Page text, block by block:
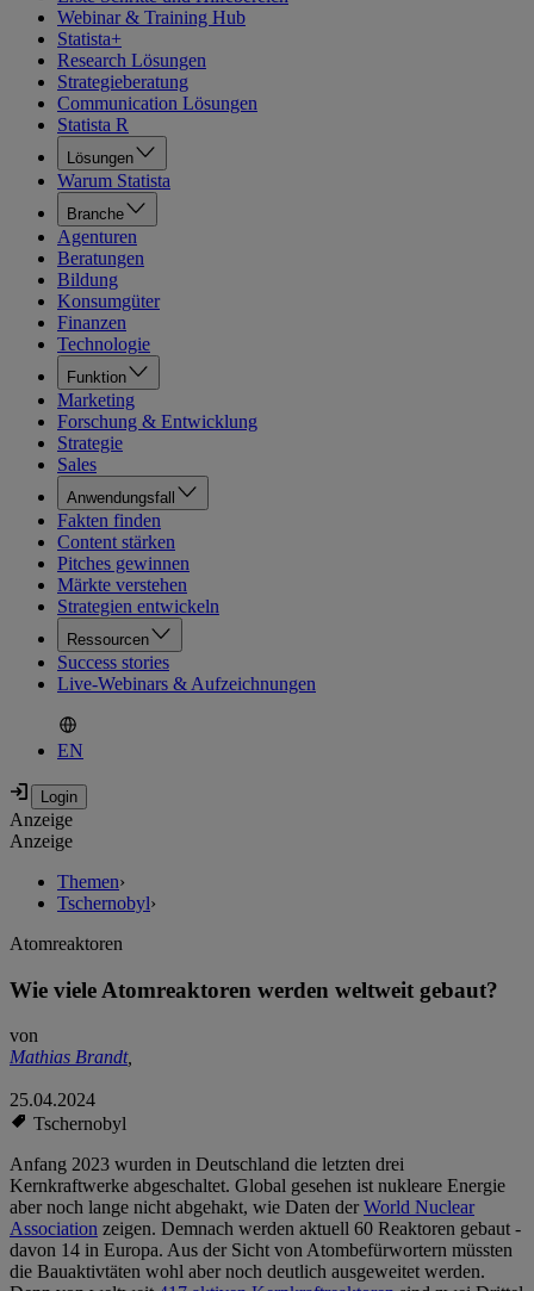
Webinar & Training Hub
Statista+
Research Lösungen
Strategieberatung
Communication Lösungen
Statista R
Lösungen
Warum Statista
Branche
Agenturen
Beratungen
Bildung
Konsumgüter
Finanzen
Technologie
Funktion
Marketing
Forschung & Entwicklung
Strategie
Sales
Anwendungsfall
Fakten finden
Content stärken
Pitches gewinnen
Märkte verstehen
Strategien entwickeln
Ressourcen
Success stories
Live-Webinars & Aufzeichnungen
EN
Anzeige
Anzeige
Themen›
Tschernobyl›
Atomreaktoren
Wie viele Atomreaktoren werden weltweit gebaut?
von
Mathias Brandt,
25.04.2024
Tschernobyl
Anfang 2023 wurden in Deutschland die letzten drei
Kernkraftwerke abgeschaltet. Global gesehen ist nukleare Energie
aber noch lange nicht abgehakt, wie Daten derWorld Nuclear
Association zeigen. Demnach werden aktuell 60 Reaktoren gebaut -
davon 14 in Europa. Aus der Sicht von Atombefürwortern müssten
die Bauaktivtäten wohl aber noch deutlich ausgeweitet werden.